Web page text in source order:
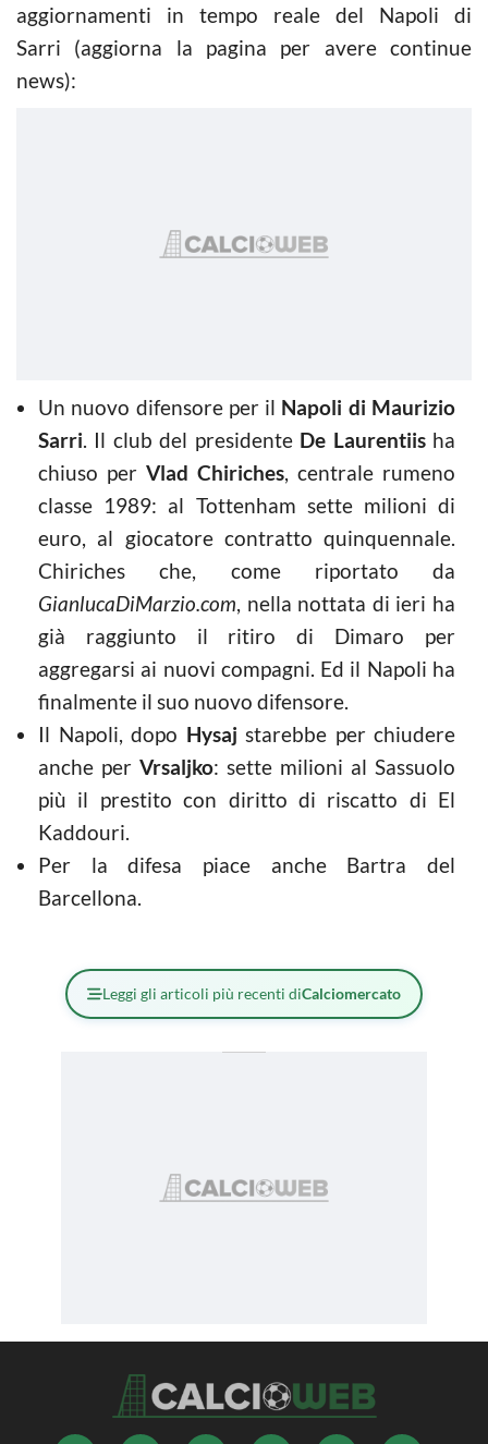
aggiornamenti in tempo reale del Napoli di
Sarri (aggiorna la pagina per avere continue
news):
Un nuovo difensore per il Napoli di Maurizio
Sarri. Il club del presidente De Laurentiisha
chiuso per Vlad Chiriches, centrale rumeno
classe 1989: al Tottenham sette milioni di
euro, al giocatore contratto quinquennale.
Chiriches che, come riportato da
GianlucaDiMarzio.com, nella nottata di ieri ha
già raggiunto il ritiro di Dimaro per
aggregarsi ai nuovi compagni. Ed il Napoli ha
finalmente il suo nuovo difensore.
Il Napoli, dopo Hysaj starebbe per chiudere
anche per Vrsaljko: sette milioni al Sassuolo
più il prestito con diritto di riscatto di El
Kaddouri.
Per la difesa piace anche Bartra del
Barcellona.
Leggi gli articoli più recenti diCalciomercato